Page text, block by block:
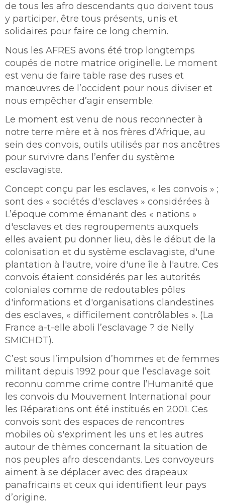
de tous les afro descendants quo doivent tous
y participer, être tous présents, unis et
solidaires pour faire ce long chemin.
Nous les AFRES avons été trop longtemps
coupés de notre matrice originelle. Le moment
est venu de faire table rase des ruses et
manœuvres de l’occident pour nous diviser et
nous empêcher d’agir ensemble.
Le moment est venu de nous reconnecter à
notre terre mère et à nos frères d’Afrique, au
sein des convois, outils utilisés par nos ancêtres
pour survivre dans l’enfer du système
esclavagiste.
Concept conçu par les esclaves, « les convois » ;
sont des « sociétés d'esclaves » considérées à
L’époque comme émanant des « nations »
d'esclaves et des regroupements auxquels
elles avaient pu donner lieu, dès le début de la
colonisation et du système esclavagiste, d'une
plantation à l'autre, voire d'une île à l'autre. Ces
convois étaient considérés par les autorités
coloniales comme de redoutables pôles
d'informations et d'organisations clandestines
des esclaves, « difficilement contrôlables ». (La
France a-t-elle aboli l’esclavage ? de Nelly
SMICHDT).
C’est sous l’impulsion d’hommes et de femmes
militant depuis 1992 pour que l’esclavage soit
reconnu comme crime contre l’Humanité que
les convois du Mouvement International pour
les Réparations ont été institués en 2001. Ces
convois sont des espaces de rencontres
mobiles où s'expriment les uns et les autres
autour de thèmes concernant la situation de
nos peuples afro descendants. Les convoyeurs
aiment à se déplacer avec des drapeaux
panafricains et ceux qui identifient leur pays
d’origine.